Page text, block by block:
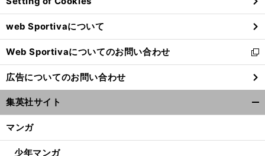
ウ
で
開
く
web Sportivaについて
Web Sportivaについてのお問い合わせ
新
し
い
ウ
ィ
ン
ウ
広告についてのお問い合わせ
集英社サイト
マンガ
少年マンガ